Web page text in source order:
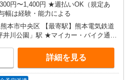
円〜1,400円 ★週払いOK（規定あ
給与幅は経験・能力による
本市中央区 【最寄駅】熊本電気鉄道
井川公園」駅 ★マイカー・バイク通勤
いやすいエリアなど、お好きな勤務地
い！！
詳細を見る